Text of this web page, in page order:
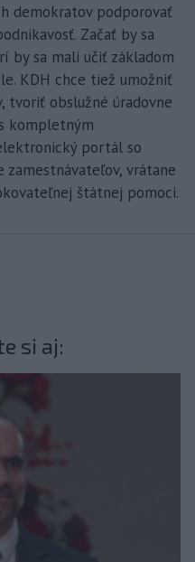
demokratov podporovať
Začať by sa
by sa mali učiť základom
KDH chce tiež umožniť
tvoriť obslužné úradovne
kompletným
portál so
vrátane
štátnej pomoci.
si aj: